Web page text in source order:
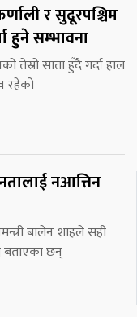
र सुदूरपश्चिम
हुने सम्भावना
तेस्रो साता हुँदै गर्दा हाल
रहेको
नआत्तिन
बालेन शाहले सही
छन्